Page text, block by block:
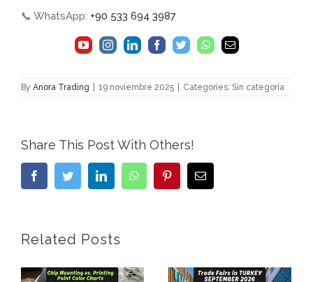
📞 WhatsApp: +90 533 694 3987
By Anora Trading 19 noviembre 2025 Categories: Sin categoría
Share This Post With Others!
FacebookTwitterLinkedIn WhatsAppPinterestEmail
Related Posts